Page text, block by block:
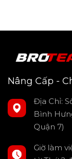
Nâng Cấp -
Địa Chỉ:
Bình
Quận 7)
Giờ làm